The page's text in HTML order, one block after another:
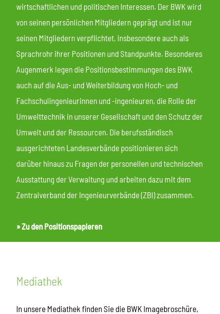
wirtschaftlichen und politischen Interessen. Der BWK wird
von seinen persönlichen Mitgliedern geprägt und ist nur
seinen Mitgliedern verpflichtet, insbesondere auch als
Sprachrohr ihrer Positionen und Standpunkte. Besonderes
Augenmerk legen die Positionsbestimmungen des BWK
auch auf die Aus- und Weiterbildung von Hoch- und
Fachschulingenieurinnen und -ingenieuren, die Rolle der
Umwelttechnik in unserer Gesellschaft und den Schutz der
Umwelt und der Ressourcen. Die berufsständisch
ausgerichteten Landesverbände positionieren sich
darüber hinaus zu Fragen der personellen und technischen
Ausstattung der Verwaltung und arbeiten dazu mit dem
Zentralverband der Ingenieurverbände (ZBI) zusammen.
»Zu den Positionspapieren
Mediathek
In unsere Mediathek finden Sie die BWK Imagebroschüre,